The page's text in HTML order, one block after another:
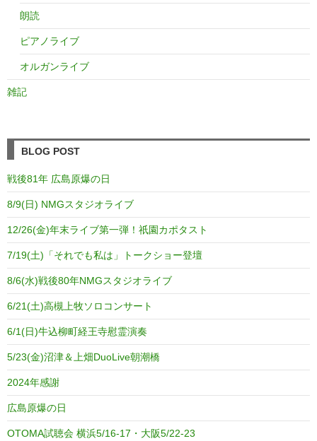
朗読
ピアノライブ
オルガンライブ
雑記
BLOG POST
戦後81年 広島原爆の日
8/9(日) NMGスタジオライブ
12/26(金)年末ライブ第一弾！祇園カポタスト
7/19(土)「それでも私は」トークショー登壇
8/6(水)戦後80年NMGスタジオライブ
6/21(土)高槻上牧ソロコンサート
6/1(日)牛込柳町経王寺慰霊演奏
5/23(金)沼津＆上畑DuoLive朝潮橋
2024年感謝
広島原爆の日
OTOMA試聴会 横浜5/16-17・大阪5/22-23